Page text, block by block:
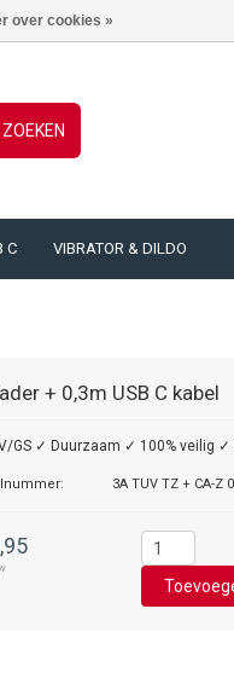
ZOEKEN
C VIBRATOR & DILDO
+ 0,3m USB C kabel
GS ✓ Duurzaam ✓ 100% veilig ✓
3A TUV TZ + CA-Z
over cookies »